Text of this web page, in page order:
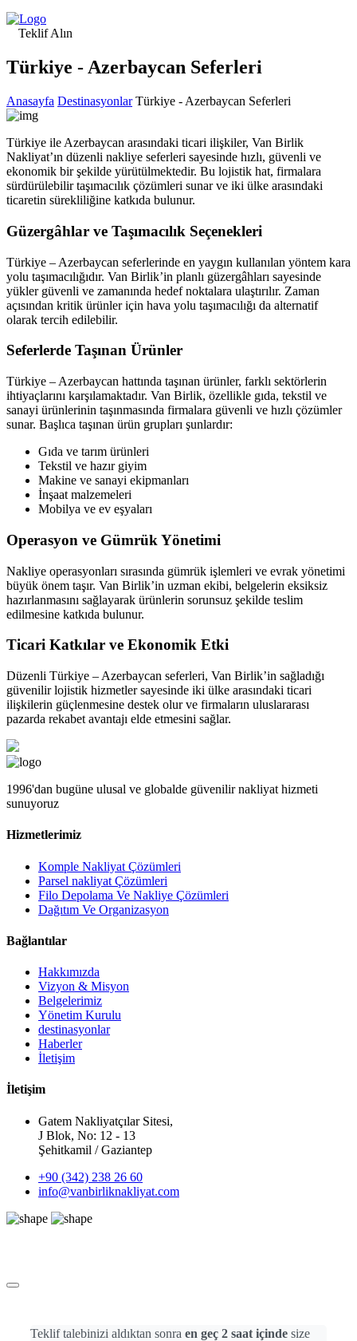
Teklif Alın
Türkiye - Azerbaycan Seferleri
Anasayfa Destinasyonlar Türkiye - Azerbaycan Seferleri
Türkiye ile Azerbaycan arasındaki ticari ilişkiler, Van Birlik
Nakliyat’ın düzenli nakliye seferleri sayesinde hızlı, güvenli ve
ekonomik bir şekilde yürütülmektedir. Bu lojistik hat, firmalara
sürdürülebilir taşımacılık çözümleri sunar ve iki ülke arasındaki
ticaretin sürekliliğine katkıda bulunur.
Güzergâhlar ve Taşımacılık Seçenekleri
Türkiye – Azerbaycan seferlerinde en yaygın kullanılan yöntem kara
yolu taşımacılığıdır. Van Birlik’in planlı güzergâhları sayesinde
yükler güvenli ve zamanında hedef noktalara ulaştırılır. Zaman
açısından kritik ürünler için hava yolu taşımacılığı da alternatif
olarak tercih edilebilir.
Seferlerde Taşınan Ürünler
Türkiye – Azerbaycan hattında taşınan ürünler, farklı sektörlerin
ihtiyaçlarını karşılamaktadır. Van Birlik, özellikle gıda, tekstil ve
sanayi ürünlerinin taşınmasında firmalara güvenli ve hızlı çözümler
sunar. Başlıca taşınan ürün grupları şunlardır:
Gıda ve tarım ürünleri
Tekstil ve hazır giyim
Makine ve sanayi ekipmanları
İnşaat malzemeleri
Mobilya ve ev eşyaları
Operasyon ve Gümrük Yönetimi
Nakliye operasyonları sırasında gümrük işlemleri ve evrak yönetimi
büyük önem taşır. Van Birlik’in uzman ekibi, belgelerin eksiksiz
hazırlanmasını sağlayarak ürünlerin sorunsuz şekilde teslim
edilmesine katkıda bulunur.
Ticari Katkılar ve Ekonomik Etki
Düzenli Türkiye – Azerbaycan seferleri, Van Birlik’in sağladığı
güvenilir lojistik hizmetler sayesinde iki ülke arasındaki ticari
ilişkilerin güçlenmesine destek olur ve firmaların uluslararası
pazarda rekabet avantajı elde etmesini sağlar.
1996'dan bugüne ulusal ve globalde güvenilir nakliyat hizmeti
sunuyoruz
Hizmetlerimiz
Komple Nakliyat Çözümleri
Parsel nakliyat Çözümleri
Filo Depolama Ve Nakliye Çözümleri
Dağıtım Ve Organizasyon
Bağlantılar
Hakkımızda
Vizyon & Misyon
Belgelerimiz
Yönetim Kurulu
destinasyonlar
Haberler
İletişim
İletişim
Gatem Nakliyatçılar Sitesi,
J Blok, No: 12 - 13
Şehitkamil / Gaziantep
+90 (342) 238 26 60
info@vanbirliknakliyat.com
Teklif talebinizi aldıktan sonra en geç 2 saat içinde size